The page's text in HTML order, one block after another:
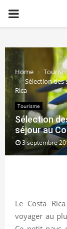
PRIMARY
Home
Sélection
Rica
Tourisme
Sélection
séjour au
3 septembre
Le Costa
voyager au